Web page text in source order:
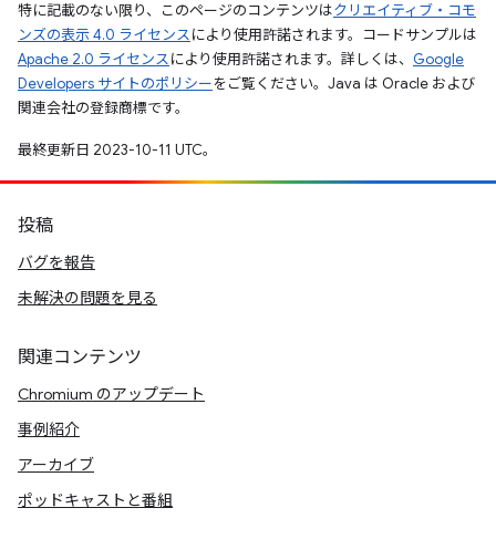
特に記載のない限り、このページのコンテンツはクリエイティブ・コモ
ンズの表示 4.0 ライセンスにより使用許諾されます。コードサンプルは
Apache 2.0 ライセンスにより使用許諾されます。詳しくは、 Google
Developers サイトのポリシーをご覧ください。Java は Oracle および
関連会社の登録商標です。
最終更新日 2023-10-11 UTC。
投稿
バグを報告
未解決の問題を見る
関連コンテンツ
Chromium のアップデート
事例紹介
アーカイブ
ポッドキャストと番組